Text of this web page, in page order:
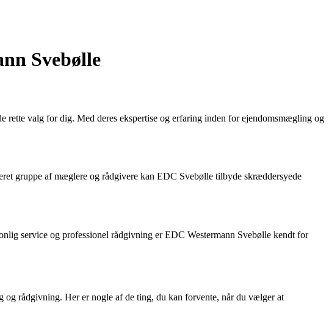
Svebølle
rette valg for dig. Med deres ekspertise og erfaring inden for ejendomsmægling og
gruppe af mæglere og rådgivere kan EDC Svebølle tilbyde skræddersyede
service og professionel rådgivning er EDC Westermann Svebølle kendt for
rådgivning. Her er nogle af de ting, du kan forvente, når du vælger at